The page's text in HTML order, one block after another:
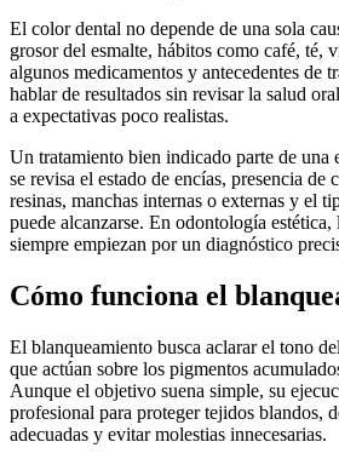
El color dental no depende de una sola
grosor del esmalte, hábitos como café, té,
algunos medicamentos y antecedentes de
hablar de resultados sin revisar la salud
a expectativas poco realistas.
Un tratamiento bien indicado parte de una
se revisa el estado de encías, presencia de
resinas, manchas internas o externas y el
puede alcanzarse. En odontología estética,
siempre empiezan por un diagnóstico
Cómo funciona el
El blanqueamiento busca aclarar el tono
que actúan sobre los pigmentos
Aunque el objetivo suena simple, su
profesional para proteger tejidos blandos,
adecuadas y evitar molestias innecesarias.